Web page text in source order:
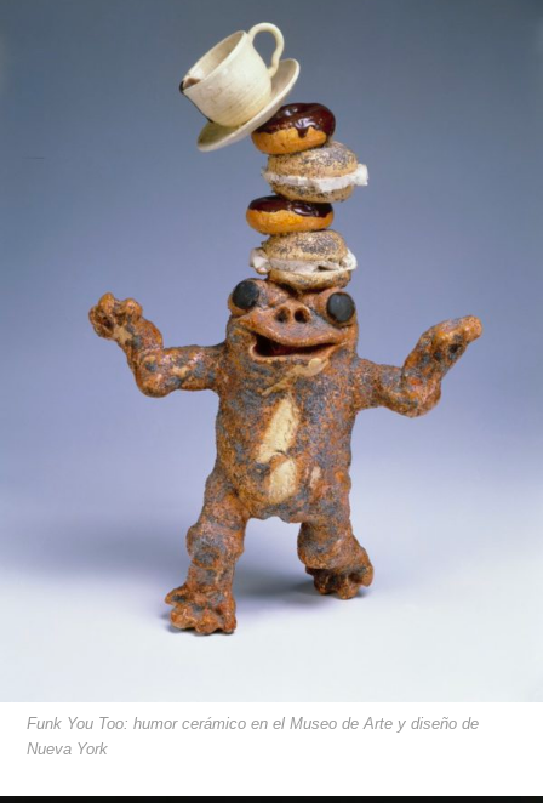
Funk You Too: humor cerámico en el Museo de Arte y diseño de
Nueva York